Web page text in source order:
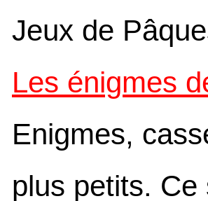
Jeux de
Les énigmes
Enigmes,
plus petits.